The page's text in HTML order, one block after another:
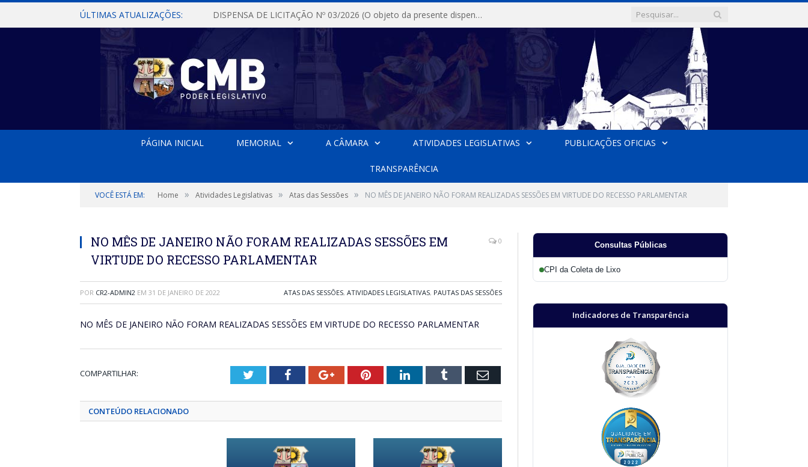
ÚLTIMAS ATUALIZAÇÕES: DISPENSA DE LICITAÇÃO Nº 03/2026 (O objeto da presente dispensa é a escolha da proposta mais vantajosa para a aquisição, de aparelhos de ar condicionado, tipo Split, com material de instalação e fogão industrial, conforme condições, quantidades e exigências estabelecidas no termo de referencia e neste aviso de contratação direta e seus anexos)
PÁGINA INICIAL MEMORIAL A CÂMARA ATIVIDADES LEGISLATIVAS PUBLICAÇÕES OFICIAS
TRANSPARÊNCIA
VOCÊ ESTÁ EM: Home » Atividades Legislativas » Atas das Sessões » NO MÊS DE JANEIRO NÃO FORAM REALIZADAS SESSÕES EM VIRTUDE DO RECESSO PARLAMENTAR
NO MÊS DE JANEIRO NÃO FORAM REALIZADAS SESSÕES EM
VIRTUDE DO RECESSO PARLAMENTAR
0
POR CR2-ADMIN2 EM 31 DE JANEIRO DE 2022 ATAS DAS SESSÕES, ATIVIDADES LEGISLATIVAS, PAUTAS DAS SESSÕES
NO MÊS DE JANEIRO NÃO FORAM REALIZADAS SESSÕES EM VIRTUDE DO RECESSO PARLAMENTAR
COMPARTILHAR: TwitterFacebookGoogle+PinterestLinkedInTumblr Email
CONTEÚDO RELACIONADO
Consultas Públicas
CPI da Coleta de Lixo
Indicadores de Transparência